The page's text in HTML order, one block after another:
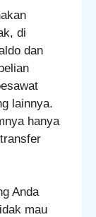
di
dan
lainnya.
hanya
Anda
mau